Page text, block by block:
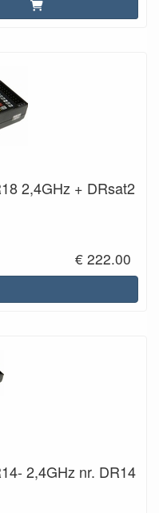
2,4GHz + DRsat2
€ 222.00
2,4GHz nr. DR14